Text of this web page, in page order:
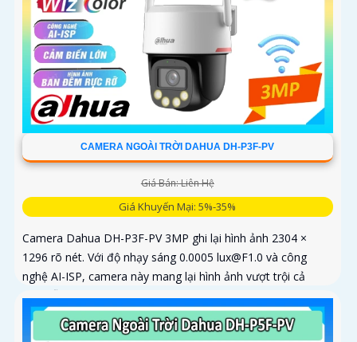
CAMERA NGOÀI TRỜI DAHUA DH-P3F-PV
Giá Bán: Liên Hệ
Giá Khuyến Mại: 5%-35%
Camera Dahua DH-P3F-PV 3MP ghi lại hình ảnh 2304 ×
1296 rõ nét. Với độ nhạy sáng 0.0005 lux@F1.0 và công
nghệ AI-ISP, camera này mang lại hình ảnh vượt trội cả
ngày lẫn đêm